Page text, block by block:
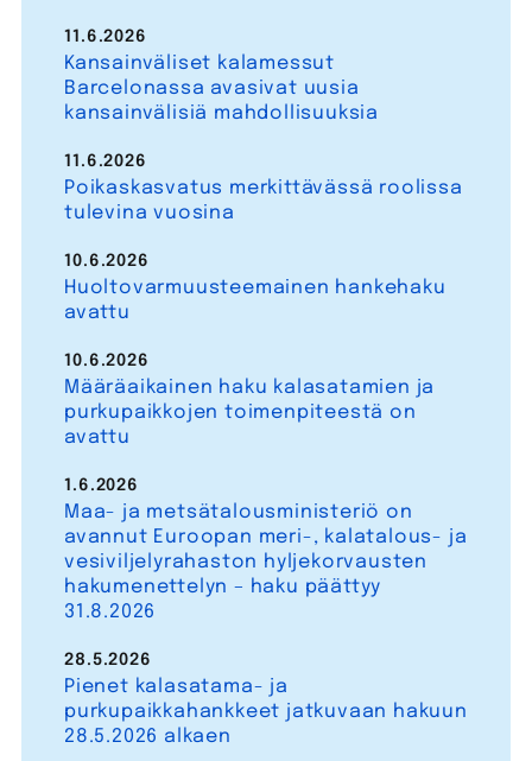
Kansainväliset kalamessut
Barcelonassa avasivat uusia
kansainvälisiä mahdollisuuksia
11.6.2026
Poikaskasvatus merkittävässä roolissa
tulevina vuosina
11.6.2026
Huoltovarmuusteemainen hankehaku
avattu
10.6.2026
Määräaikainen haku kalasatamien ja
purkupaikkojen toimenpiteestä on
avattu
10.6.2026
Maa- ja metsätalousministeriö on
avannut Euroopan meri-, kalatalous- ja
vesiviljelyrahaston hyljekorvausten
hakumenettelyn – haku päättyy
31.8.2026
1.6.2026
Pienet kalasatama- ja
purkupaikkahankkeet jatkuvaan hakuun
28.5.2026 alkaen
28.5.2026